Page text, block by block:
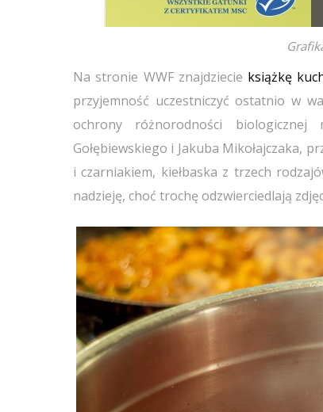
Na stronie WWF znajdziecie książkę
przyjemność uczestniczyć ostatnio w
ochrony różnorodności
Gołębiewskiego i Jakuba Mikołajczaka,
i czarniakiem, kiełbaska z trzech
nadzieję, choć trochę odzwierciedlają